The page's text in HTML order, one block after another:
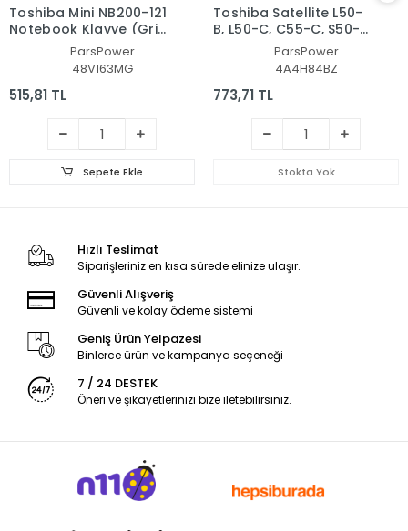
Toshiba Mini NB200-121
Notebook Klavye (Gri
ParsPower
48V163MG
515,81 TL
Sepete Ekle
Toshiba Satellite L50-
B, L50-C, C55-C, S50-B,
C70-C, L70-C Serisi
Uyumlu Notebook
Klavye Işıklı (Beyaz TR)
ParsPower
4A4H84BZ
773,71 TL
Stokta Yok
Hızlı Teslimat
Siparişleriniz en kısa sürede elinize ulaşır.
Güvenli Alışveriş
Güvenli ve kolay ödeme sistemi
Geniş Ürün Yelpazesi
Binlerce ürün ve kampanya seçeneği
7 / 24 DESTEK
Öneri ve şikayetlerinizi bize iletebilirsiniz.